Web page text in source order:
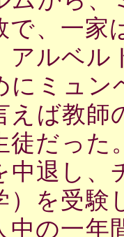
で、一家
アルベ
にミュン
えば教
徒だった
中退し、
）を受験
中の一年